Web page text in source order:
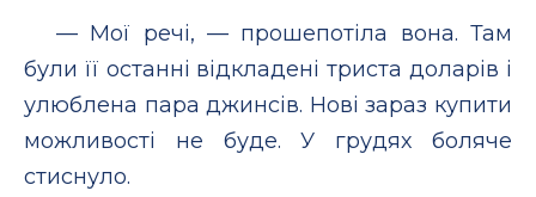
— Мої речі, — прошепотіла вона. Там
були її останні відкладені триста доларів і
улюблена пара джинсів. Нові зараз купити
можливості не буде. У грудях боляче
стиснуло.